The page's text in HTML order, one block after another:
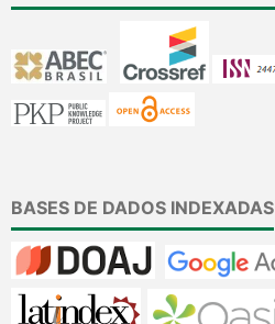
BASES DE DADOS INDEXADAS